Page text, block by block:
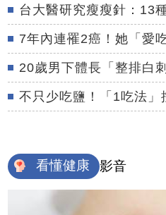
台大醫研究瘦瘦針：13
7年內連罹2癌！她「愛
20歲男下體長「整排白
不只少吃鹽！「1吃法」
看懂健康 影音